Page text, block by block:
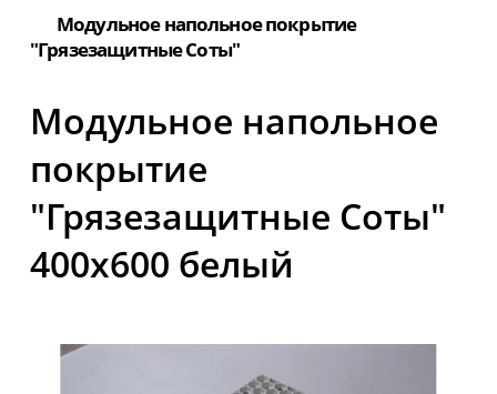
Модульное напольное покрытие
"Грязезащитные Соты"
Модульное напольное
покрытие
"Грязезащитные Соты"
400x600 белый